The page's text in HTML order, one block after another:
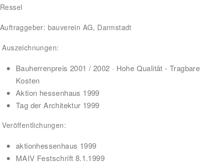
Ressel
Auftraggeber: bauverein AG, Darmstadt
Auszeichnungen:
Bauherrenpreis 2001 / 2002 · Hohe Qualität - Tragbare
Kosten
Aktion hessenhaus 1999
Tag der Architektur 1999
Veröffentlichungen:
aktionhessenhaus 1999
MAIV Festschrift 8.1.1999